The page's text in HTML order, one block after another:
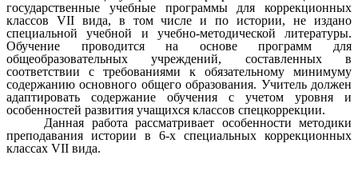
государственные учебные программы для коррекционных
классов VII вида, в том числе и по истории, не издано
специальной учебной и учебно-методической литературы.
Обучение проводится на основе программ для
общеобразовательных учреждений, составленных в
соответствии с требованиями к обязательному минимуму
содержанию основного общего образования. Учитель должен
адаптировать содержание обучения с учетом уровня и
особенностей развития учащихся классов спецкоррекции.
Данная работа рассматривает особенности методики
преподавания истории в 6-х специальных коррекционных
классах VII вида.